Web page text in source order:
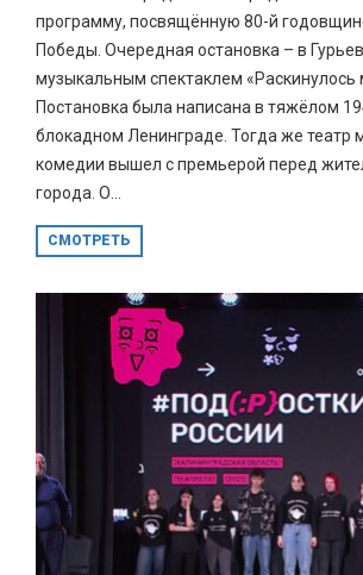
программу, посвящённую 80-й
Победы. Очередная остановка – в
музыкальным спектаклем «Раскинулось
Постановка была написана в тяжёлом
блокадном Ленинграде. Тогда же театр
комедии вышел с премьерой перед
города. О...
СМОТРЕТЬ